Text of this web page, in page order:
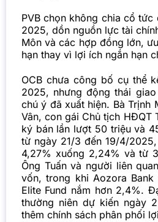
PVB chọn không chia cổ
2025, dồn nguồn lực tài
Môn và các hợp đồng lớn,
hạn thay vì lợi ích ngắn hạn
OCB chưa công bố cụ thể
2025, nhưng động thái
chú ý đã xuất hiện. Bà Trịnh
Vân, con gái Chủ tịch HĐQT
ký bán lần lượt 50 triệu và
từ ngày 21/3 đến 19/4/
4,27% xuống 2,24% và từ
Ông Tuấn và người liên
vốn, trong khi Aozora
Elite Fund nắm hơn 2,4%.
thường niên dự kiến ngày
thêm chính sách phân phối